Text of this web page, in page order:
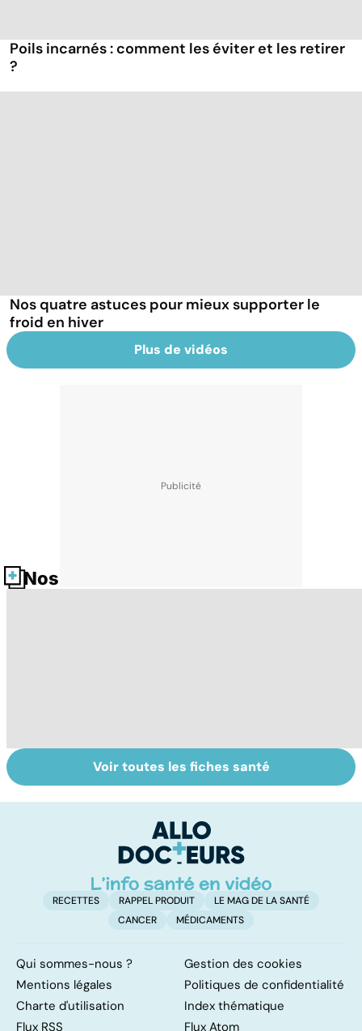
Poils incarnés : comment les éviter et les retirer
?
Nos quatre astuces pour mieux supporter le
froid en hiver
Plus de vidéos
Nos fiches santé
Le tramadol, un
médicament à
Le mystère de la
fibromyalgie
Voir toutes les fiches santé
RECETTES RAPPEL PRODUIT
LE MAG DE LA SANTÉ
CANCER
MÉDICAMENTS
Qui sommes-nous ?
Gestion des cookies
Mentions légales
Politiques de confidentialité
Charte d'utilisation
Index thématique
Flux RSS
Flux Atom